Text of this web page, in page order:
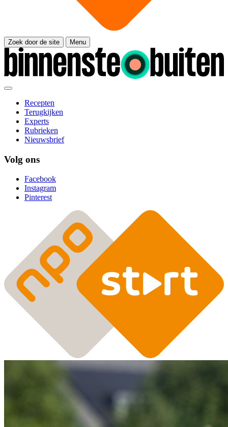
Zoek door de site Menu
Recepten
Terugkijken
Experts
Rubrieken
Nieuwsbrief
Volg ons
Facebook
Instagram
Pinterest